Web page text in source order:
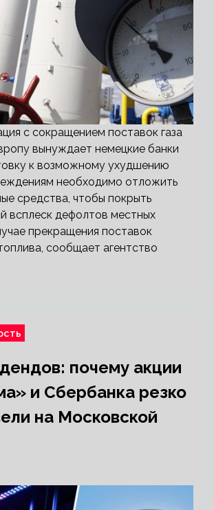
с сокращением поставок газа
вынуждает немецкие банки
к возможному ухудшению
необходимо отложить
средства, чтобы покрыть
всплеск дефолтов местных
прекращения поставок
сообщает агентство
почему акции
и Сбербанка резко
на Московской